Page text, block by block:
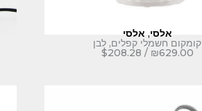
אלסי,אלסי
קומקום חשמלי קפלים, לבן
₪629.00
/
$208.28